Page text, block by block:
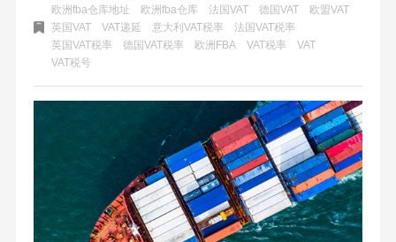
务申报。即便使用双清服务，卖家仍需缴纳VAT，并需向当
地税务机关进行申报，以避免罚款或销售禁令。
欧洲fba仓库地址
欧洲fba仓库 法国VAT 德国VAT
欧盟VAT
英国VAT
VAT递延 意大利VAT税率
法国VAT税率
英国VAT税率
德国VAT税率 欧洲FBA VAT税率
VAT
VAT税号